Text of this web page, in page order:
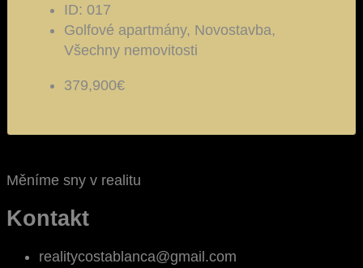
ID: 017
Golfové apartmány, Novostavba,
Všechny nemovitosti
379,900€
Měníme sny v realitu
Kontakt
realitycostablanca@gmail.com